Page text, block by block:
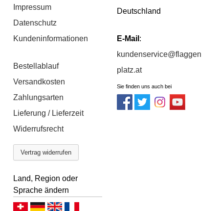
Impressum
Datenschutz
Kundeninformationen
Bestellablauf
Versandkosten
Zahlungsarten
Lieferung / Lieferzeit
Widerrufsrecht
Vertrag widerrufen
Deutschland
E-Mail :
kundenservice@flaggen
platz.at
Sie finden uns auch bei
Land, Region oder
Sprache ändern
Deutsch (CH)Deutsch (DE)